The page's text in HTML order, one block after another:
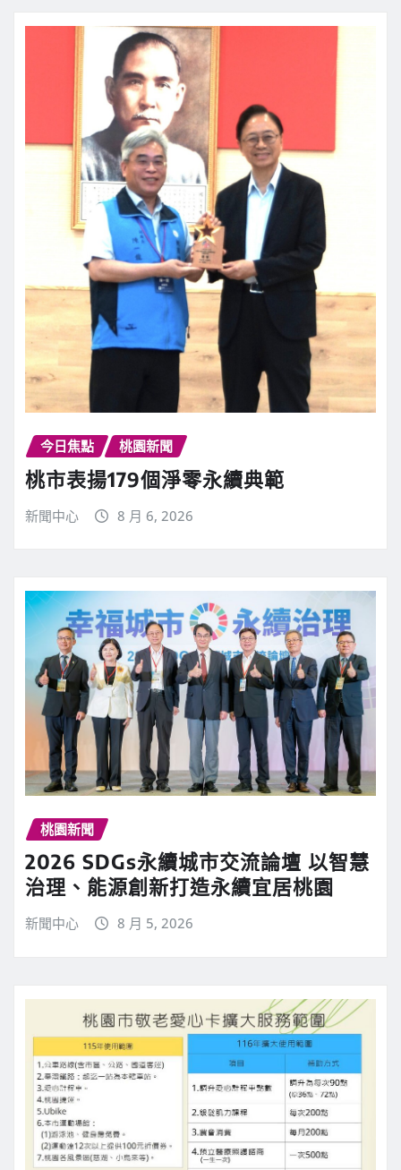
今日焦點 桃園新聞
桃市表揚179個淨零永續典範
新聞中心 8 月 6, 2026
桃園新聞
2026 SDGs永續城市交流論壇 以智慧
治理、能源創新打造永續宜居桃園
新聞中心 8 月 5, 2026